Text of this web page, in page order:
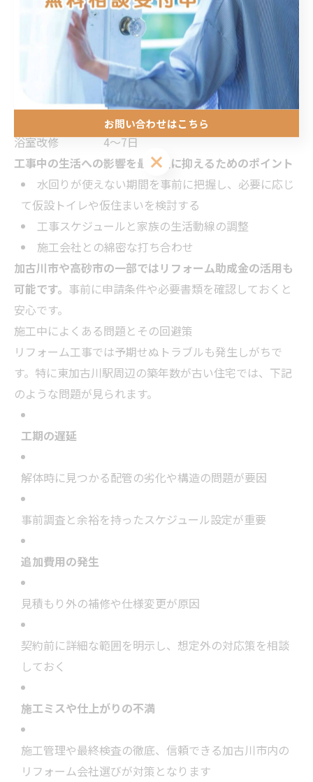
水回りリフォームの工事期間はリフォーム箇所や規模に
よって異なります。一般的な目安は以下の通りです。
工事内容
目安期間
1～2日
洗面台リフォーム1～2日
3～5日
浴室改修
4～7日
工事中の生活への影響を最小限に抑えるためのポイント
水回りが使えない期間を事前に把握し、必要に応じ
て仮設トイレや仮住まいを検討する
工事スケジュールと家族の生活動線の調整
施工会社との綿密な打ち合わせ
加古川市や高砂市の一部ではリフォーム助成金の活用も
可能です。 事前に申請条件や必要書類を確認しておくと
安心です。
施工中によくある問題とその回避策
リフォーム工事では予期せぬトラブルも発生しがちで
す。特に東加古川駅周辺の築年数が古い住宅では、下記
のような問題が見られます。
工期の遅延
解体時に見つかる配管の劣化や構造の問題が要因
事前調査と余裕を持ったスケジュール設定が重要
追加費用の発生
見積もり外の補修や仕様変更が原因
契約前に詳細な範囲を明示し、想定外の対応策を相談
しておく
施工ミスや仕上がりの不満
施工管理や最終検査の徹底、信頼できる加古川市内の
リフォーム会社選びが対策となります
お問い合わせはこちら